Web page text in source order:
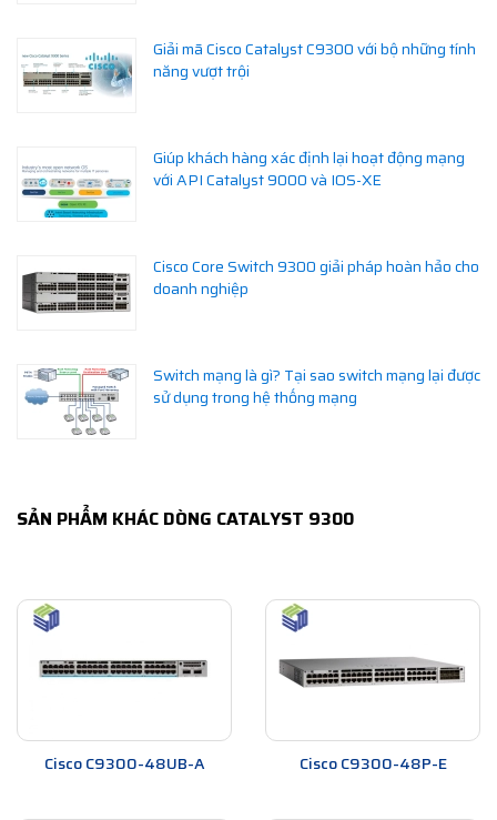
Giải mã Cisco Catalyst C9300 với bộ những tính
năng vượt trội
Giúp khách hàng xác định lại hoạt động mạng
với API Catalyst 9000 và IOS-XE
Cisco Core Switch 9300 giải pháp hoàn hảo cho
doanh nghiệp
Switch mạng là gì? Tại sao switch mạng lại được
sử dụng trong hệ thống mạng
SẢN PHẨM KHÁC DÒNG CATALYST 9300
Cisco C9300-48UB-A Cisco C9300-48P-E